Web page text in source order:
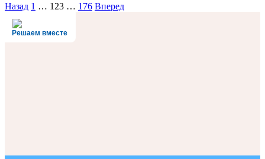
Назад 1 … 123 … 176 Вперед
Решаем вместе